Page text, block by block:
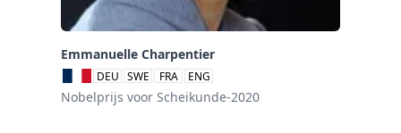
Emmanuelle Charpentier
DEU SWE FRA ENG
Nobelprijs voor Scheikunde-2020